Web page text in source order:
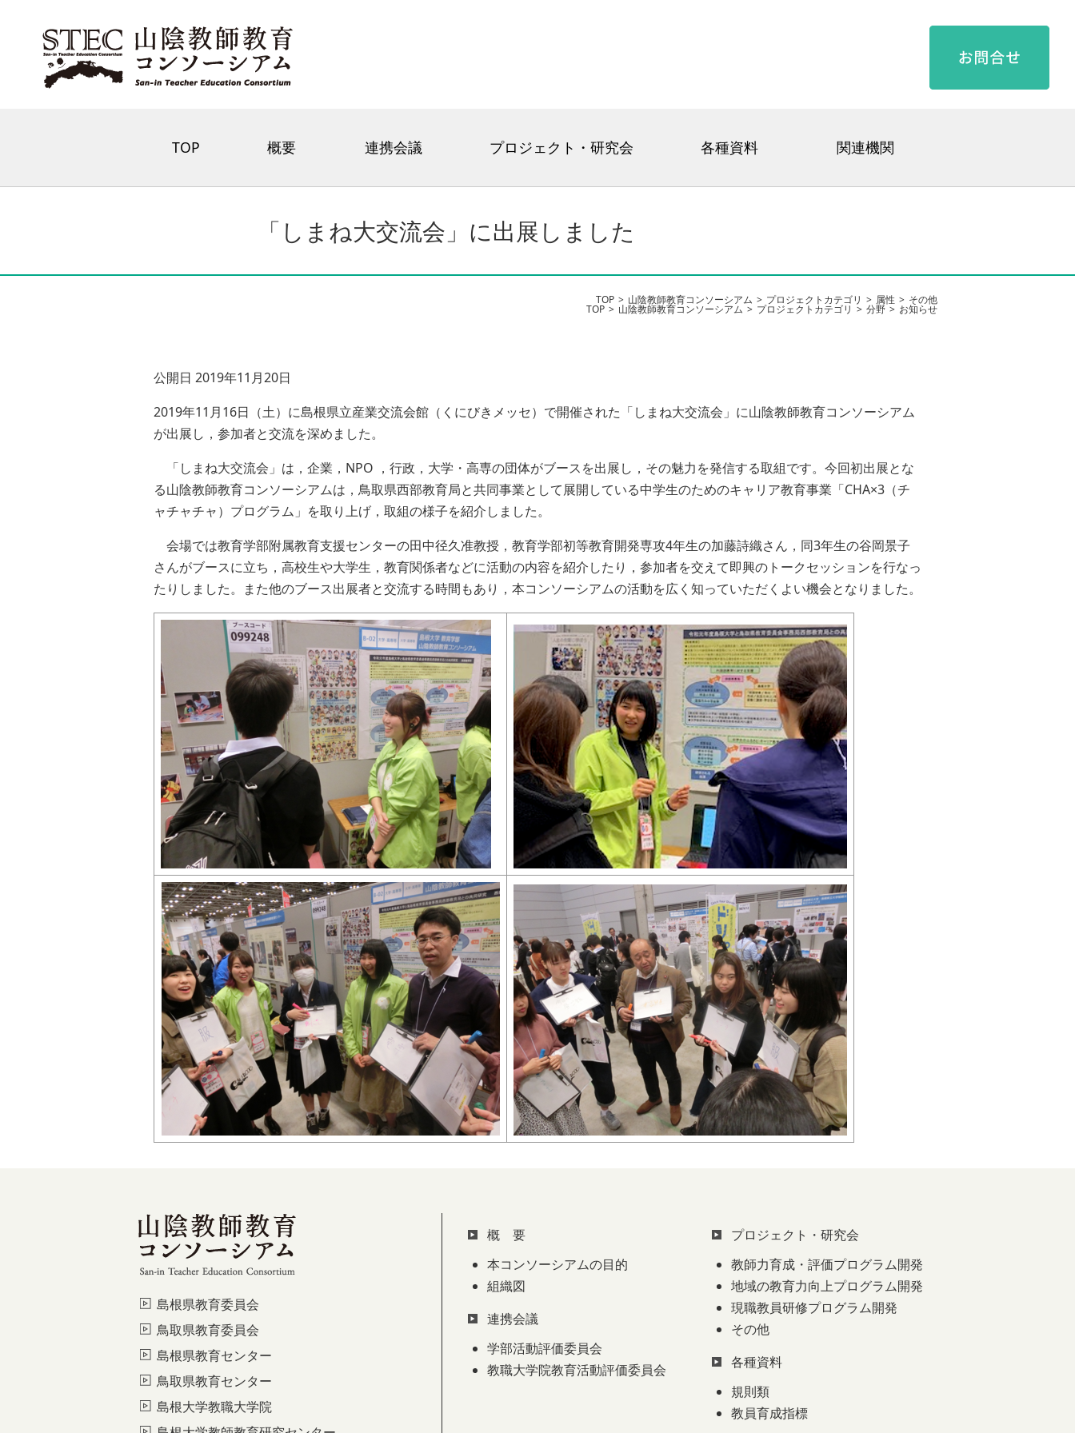
TOP 概要 連携会議 プロジェクト・研究会 各種資料 関連機関
「しまね大交流会」に出展しました
TOP 山陰教師教育コンソーシアム プロジェクトカテゴリ 属性 その他
TOP 山陰教師教育コンソーシアム プロジェクトカテゴリ 分野 お知らせ
公開日 2019年11月20日
2019年11月16日（土）に島根県立産業交流会館（くにびきメッセ）で開催された「しまね大交流会」に山陰教師教育コンソーシアム
が出展し，参加者と交流を深めました。
「しまね大交流会」は，企業，NPO ，行政，大学・高専の団体がブースを出展し，その魅力を発信する取組です。今回初出展とな
る山陰教師教育コンソーシアムは，鳥取県西部教育局と共同事業として展開している中学生のためのキャリア教育事業「CHA×3（チ
ャチャチャ）プログラム」を取り上げ，取組の様子を紹介しました。
会場では教育学部附属教育支援センターの田中径久准教授，教育学部初等教育開発専攻4年生の加藤詩織さん，同3年生の谷岡景子
さんがブースに立ち，高校生や大学生，教育関係者などに活動の内容を紹介したり，参加者を交えて即興のトークセッションを行なっ
たりしました。また他のブース出展者と交流する時間もあり，本コンソーシアムの活動を広く知っていただくよい機会となりました。
島根県教育委員会
鳥取県教育委員会
島根県教育センター
鳥取県教育センター
島根大学教職大学院
概 要
本コンソーシアムの目的
組織図
連携会議
学部活動評価委員会
教職大学院教育活動評価委員会
プロジェクト・研究会
教師力育成・評価プログラム開発
地域の教育力向上プログラム開発
現職教員研修プログラム開発
その他
各種資料
規則類
教員育成指標